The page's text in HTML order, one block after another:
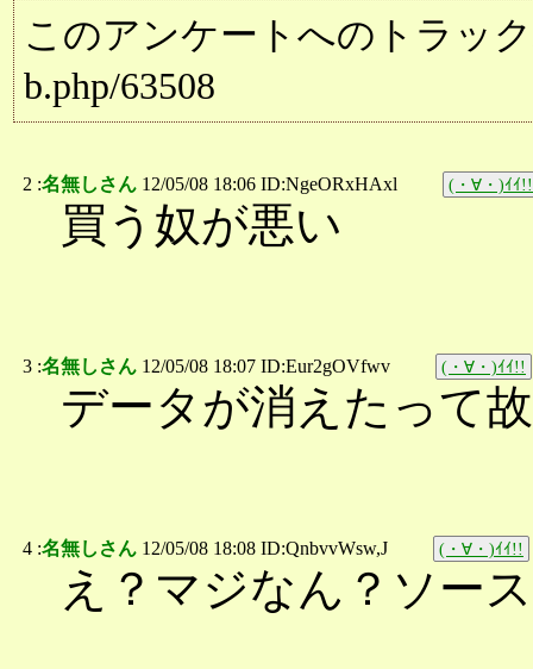
このアンケートへのトラッ
b.php/63508
2 :名無しさん 12/05/08 18:06 ID:NgeORxHAxl (・∀・)ｲｲ!!
買う奴が悪い
3 :名無しさん 12/05/08 18:07 ID:Eur2gOVfwv (・∀・)ｲｲ!!
データが消えたって
4 :名無しさん 12/05/08 18:08 ID:QnbvvWsw,J (・∀・)ｲｲ!!
え？マジなん？ソー